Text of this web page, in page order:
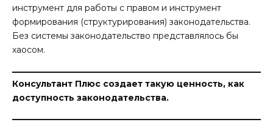
инструмент для работы с правом и инструмент
формирования (структурирования) законодательства.
Без системы законодательство представлялось бы
хаосом.
Консультант Плюс создает такую ценность, как
доступность законодательства.